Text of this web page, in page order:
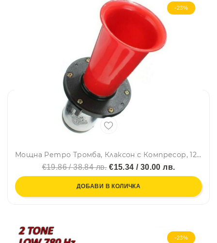
-23%
Мощна Ретро Тромба, Клаксон с Компресор, 12V, 22.5 см, 110db
€19.86 / 38.84 лв.€15.34 / 30.00 лв.
ДОБАВИ В КОЛИЧКА
-23%